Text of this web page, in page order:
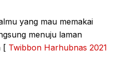
yang mau memakai
menuju laman
[ Twibbon Harhubnas 2021